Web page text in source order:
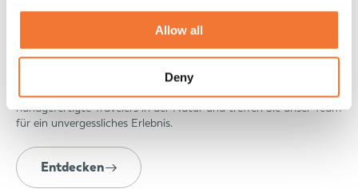
Allow all
Deny
Lume on Tour: Wir bringen die Freiheit zu Ihnen
Erleben Sie Lume live bei „Lume on Tour“. Entdecken Sie
handgefertigte Travelers in der Natur und treffen Sie unser Team
für ein unvergessliches Erlebnis.
Entdecken